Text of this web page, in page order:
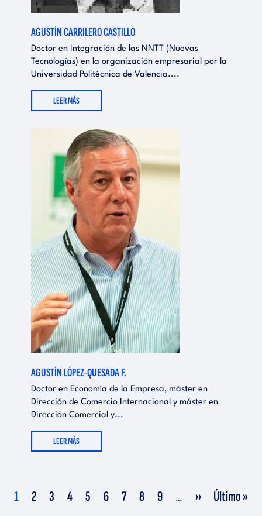
AGUSTÍN CARRILERO CASTILLO
Doctor en Integración de las NNTT (Nuevas
Tecnologías) en la organización empresarial por la
Universidad Politécnica de Valencia....
LEER MÁS
AGUSTÍN LÓPEZ-QUESADA F.
Doctor en Economía de la Empresa, máster en
Dirección de Comercio Internacional y máster en
Dirección Comercial y...
LEER MÁS
Current
page
1 Page
2 Page
3 Page
4 Page
5 Page
6 Page
7 Page
8 Page
9 … Next
›› Last
page
Último »